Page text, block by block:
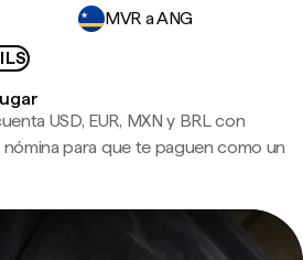
MVR a ANG
USD, EUR, MXN y BRL con
para que te paguen como un